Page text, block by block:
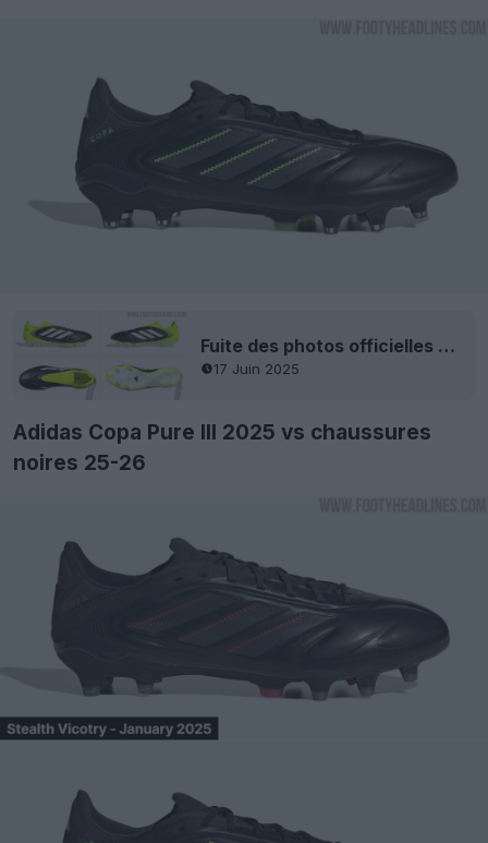
Fuite des photos officielles des chaussures Adidas Copa Pure 3 « 25-26 New Season » de nouvelle génération
17 Juin 2025
Adidas Copa Pure III 2025 vs chaussures
noires 25-26